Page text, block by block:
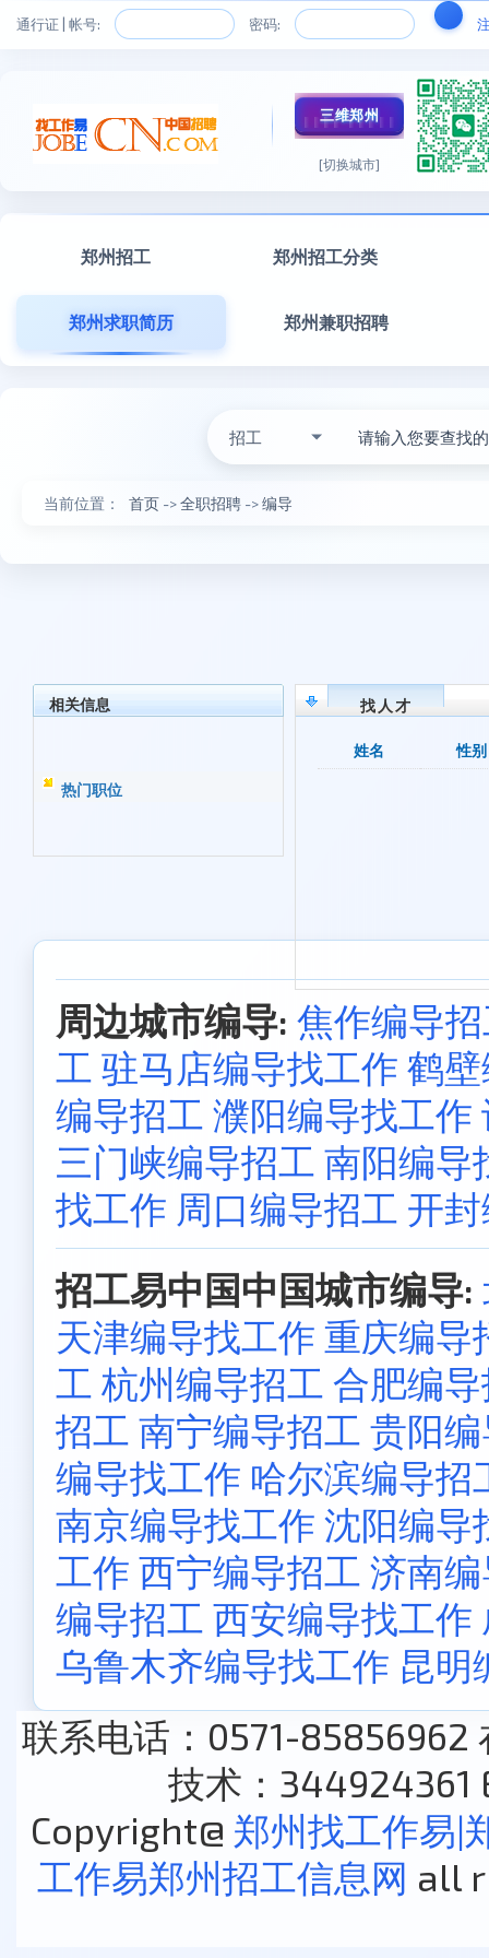
通行证 | 帐号: 密码:
三维郑州
[切换城市]
郑州招工 郑州招工分类
郑州求职简历 郑州兼职招聘
招工
当前位置： 首页 ->全职招聘 ->编导
相关信息
热门职位
找人才
姓名 性别
周边城市编导: 焦作编导
工 驻马店编导找工作 鹤
编导招工 濮阳编导找工作
三门峡编导招工 南阳编导
找工作 周口编导招工 开
招工易中国中国城市编导:
天津编导找工作 重庆编导
工 杭州编导招工 合肥编
招工 南宁编导招工 贵阳
编导找工作 哈尔滨编导招
南京编导找工作 沈阳编导
工作 西宁编导招工 济南
编导招工 西安编导找工作
乌鲁木齐编导找工作 昆明
联系电话：0571-85856962
技术：344924361
Copyright@ 郑州找工作易|
工作易郑州招工信息网 all